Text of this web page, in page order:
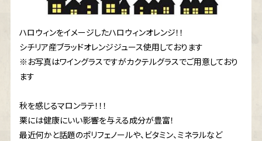
ハロウィンをイメージしたハロウィンオレンジ！！
シチリア産ブラッドオレンジジュース使用しております
※お写真はワイングラスですがカクテルグラスでご用意しており
ます
秋を感じるマロンラテ！！！
栗には健康にいい影響を与える成分が豊富！
最近何かと話題のポリフェノールや、ビタミン、ミネラルなど